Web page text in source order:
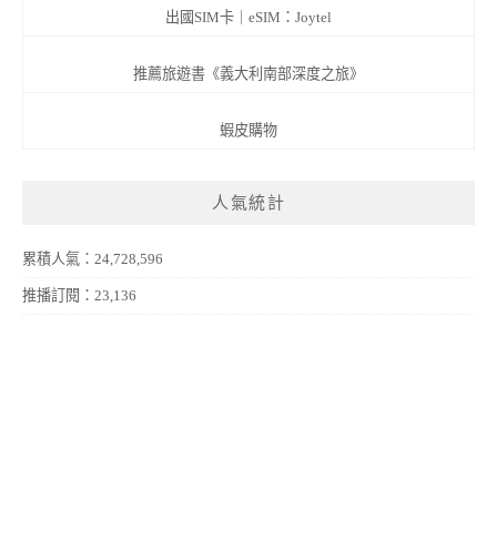
出國SIM卡｜eSIM：Joytel
推薦旅遊書《義大利南部深度之旅》
蝦皮購物
人氣統計
累積人氣：24,728,596
推播訂閱：23,136